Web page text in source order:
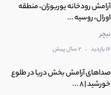
آرامش رودخانه یوریوزان، منطقه
اورال، روسیه ...
نیچر
16 بازدید . 2 سال پیش
صداهای آرامش بخش دریا در طلوع
خورشید | 8 ...